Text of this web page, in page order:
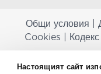
Настоящият сайт
Общи условия
Cookies
заместват